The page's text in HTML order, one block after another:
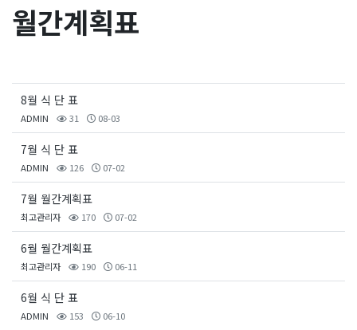
월간계획표
8월 식 단 표
ADMIN 31 08-03
7월 식 단 표
ADMIN 126 07-02
7월 월간계획표
최고관리자 170 07-02
6월 월간계획표
최고관리자 190 06-11
6월 식 단 표
ADMIN 153 06-10